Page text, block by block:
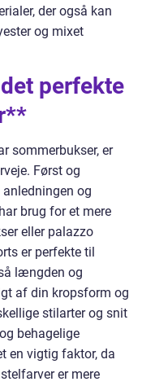
der også kan
og mixet
perfekte
sommerbukser, er
Først og
og
brug for et mere
eller palazzo
er perfekte til
længden og
af din kropsform og
stilarter og snit
behagelige
en vigtig faktor, da
er mere